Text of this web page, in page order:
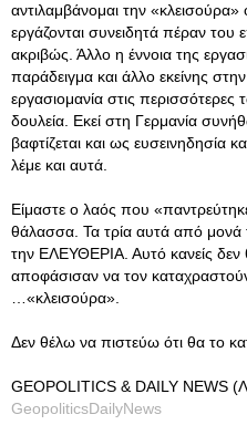
αντιλαμβάνομαι την
εργάζονται συνειδητά πέραν
ακριβώς. Άλλο η έννοια της
παράδειγμα και άλλο εκείνης
εργασιομανία στις
δουλεία. Εκεί στη Γερμανία
βαφτίζεται και ως ευσεινηδησία
λέμε και αυτά.
Είμαστε ο λαός που
θάλασσα. Τα τρία αυτά από μονά
την ΕΛΕΥΘΕΡΙΑ. Αυτό κανείς δεν
αποφάσισαν να τον
…«κλεισούρα».
Δεν θέλω να πιστεύω ότι θα το
GEOPOLITICS & DAILY NEWS
GeopoliticsDailyNews